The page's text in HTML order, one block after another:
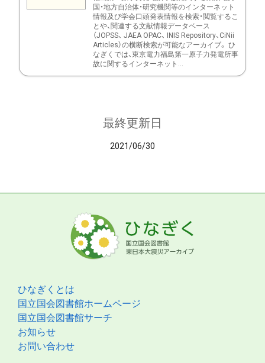
国・地方自治体・研究機関等のインターネット
情報及び学会口頭発表情報を検索・閲覧するこ
とや、関連する文献情報データベース
（JOPSS、 JAEA OPAC、 INIS Repository、CiNii
Articles）の横断検索が可能なアーカイブ。 ひ
なぎくでは、東京電力福島第一原子力発電所事
故に関するインターネット...
最終更新日
2021/06/30
ひなぎくとは
国立国会図書館ホームページ
国立国会図書館サーチ
お知らせ
お問い合わせ